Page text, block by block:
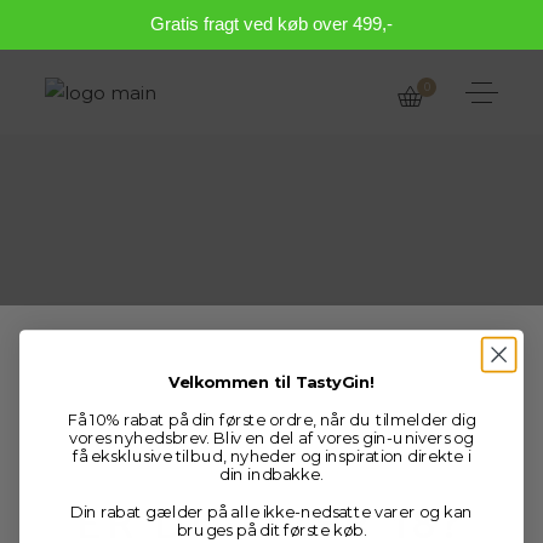
Gratis fragt ved køb over 499,-
Age verification
ER DU OVER 18?
0
BLOD
APPELSIN
Velkommen til TastyGin!
Få 10% rabat på din første ordre, når du tilmelder dig
vores nyhedsbrev. Bliv en del af vores gin-univers og
få eksklusive tilbud, nyheder og inspiration direkte i
din indbakke.
Din rabat gælder på alle ikke-nedsatte varer og kan
bruges på dit første køb.